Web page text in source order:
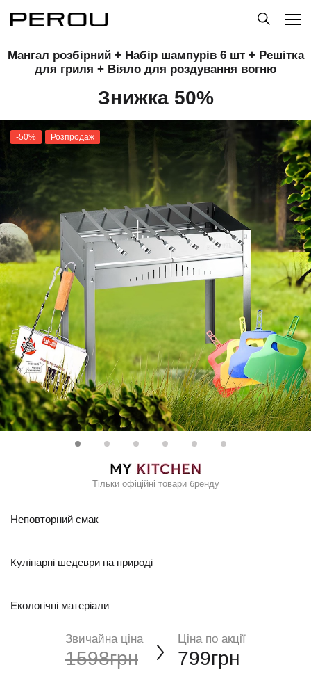
Мангал розбірний + Набір шампурів 6 шт + Решітка
для гриля + Віяло для роздування вогню
Знижка 50%
-50% Розпродаж
Тільки офіційні товари бренду
Неповторний смак
Кулінарні шедеври на природі
Екологічні матеріали
Звичайна ціна
1598грн
Ціна по акції
799грн